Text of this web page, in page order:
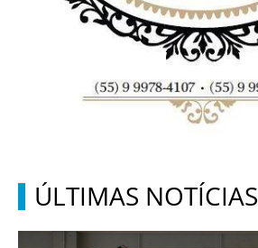
ÚLTIMAS NOTÍCIAS